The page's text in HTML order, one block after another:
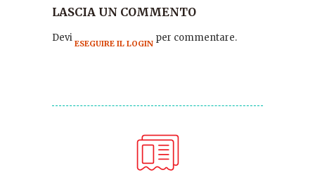
LASCIA UN COMMENTO
Devi ESEGUIRE IL LOGIN per commentare.